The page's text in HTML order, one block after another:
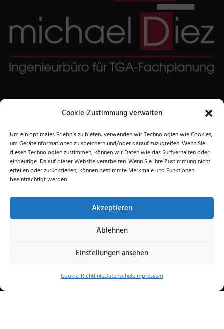
Cookie-Zustimmung verwalten
Um ein optimales Erlebnis zu bieten, verwenden wir Technologien wie Cookies,
um Geräteinformationen zu speichern und/oder darauf zuzugreifen. Wenn Sie
diesen Technologien zustimmen, können wir Daten wie das Surfverhalten oder
eindeutige IDs auf dieser Website verarbeiten. Wenn Sie Ihre Zustimmung nicht
erteilen oder zurückziehen, können bestimmte Merkmale und Funktionen
beeinträchtigt werden.
Akzeptieren
Ablehnen
Einstellungen ansehen
Cookie-RichtlinieDatenschutzImpressum
Niederwerrner Str. 56
97421 Schweinfurt
Telefon:+49 (0)9721 86475
Telefax: +49 (0)9721 87441
Email:ingenieurbuero@m-diez.de
Rechtliche Angaben:
Datenschutz